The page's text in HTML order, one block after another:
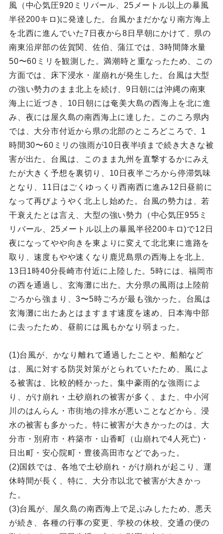
風（中心気圧920ミリバール、25メートル以上の暴風
半径200キロ)に発達した。台風かまだかなり南方海上
を北西に進んでいた7日夜から8日早朝にかけて、県の
南東沿岸部の佐賀関、佐伯、蒲江では、3時間降水量
50〜60ミリを観測した。満潮時と重なったため、この
方面では、床下浸水・崖崩れが発生した。台風は大型
の強い勢力のまま北上を続け、9日朝には沖縄の南東
海上に近づき、10日朝には奄美大島の西海上を北に進
み、夜には屋久島の南西海上に達した。このころ県内
では、大分市付近から県の北部のところどころで、1
時間30〜60ミリの強雨が10日夜半頃まで続き大きな被
害が出た。台風は、このまま九州を直撃するかにみえ
たが大きく予想を裏切り、10日夜半ごろから停滞気味
となり、11日はごくゆっくり西南西に進み12日昼前に
なって再びようやく北上し始めた。台風の勢力は、若
干衰えたとは言え、大型の強い勢力（中心気圧955ミ
リバール、25メートル以上の暴風半径200キロ)で12日
夜になってやや向きを東よりに変えて北北東に進路を
取り、速度もやや速くなり鹿児島県の西海上を北上、
13日1時40分長崎市付近に上陸した。5時には、福岡市
の西を通過し、玄海灘に出た。大分県の風雨は上陸前
ごろから強まり、3〜5時ごろが最も強かった。台風は
玄海灘に出たあとはますます速度を速め、日本海中部
に去ったため、昼前には風もかなり弱まった。
(1)台風が、かなり離れて通過したことや、船舶など
は、風に対する防災対策がとられていたため、風によ
る被害は、比較的軽かった。集中豪雨的な強雨によ
り、がけ崩れ・土砂崩れの被害が多く、また、中小河
川のはんらん・市街地の排水が悪いことなどから、浸
水の被害も多かった。特に被害が大きかったのは、大
分市・別府市・杵築巿・山香町（山崩れで4人死亡)・
日出町・安心院町・豊後高田市などであった。
(2)国鉄では、各地で土砂崩れ・がけ崩れが起こり、運
休時間が長く、特に、大分市以北で被害が大きかっ
た。
(3)台風が、屋久島の南西海上で足ぶみしたため、悪天
が続き、各種の行事の変更、学校の休校、交通の便の